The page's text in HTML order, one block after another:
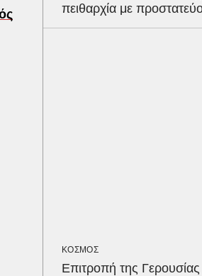
πειθαρχία με
ΚΟΣΜΟΣ
Επιτροπή της Γερουσίας